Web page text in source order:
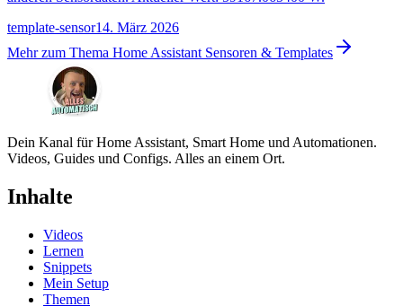
template-sensor14. März 2026
Mehr zum Thema Home Assistant Sensoren & Templates
Dein Kanal für Home Assistant, Smart Home und Automationen.
Videos, Guides und Configs. Alles an einem Ort.
Inhalte
Videos
Lernen
Snippets
Mein Setup
Themen